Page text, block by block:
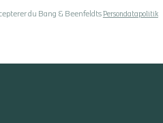
du Bang & Beenfeldts Persondatapolitik